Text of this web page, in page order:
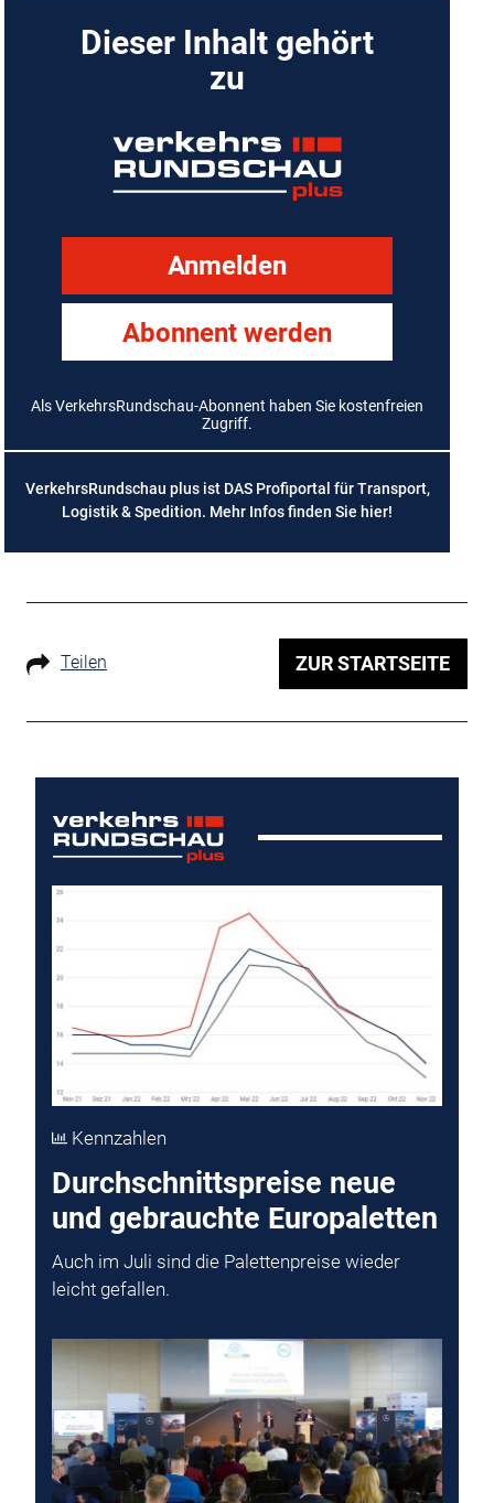
Dieser Inhalt gehört
zu
Anmelden
Abonnent werden
Als VerkehrsRundschau-Abonnent haben Sie kostenfreien
Zugriff.
VerkehrsRundschau plus ist DAS Profiportal für Transport,
Logistik & Spedition. Mehr Infos finden Sie hier!
Teilen ZUR STARTSEITE
Kennzahlen
Durchschnittspreise neue
und gebrauchte Europaletten
Auch im Juli sind die Palettenpreise wieder
leicht gefallen.